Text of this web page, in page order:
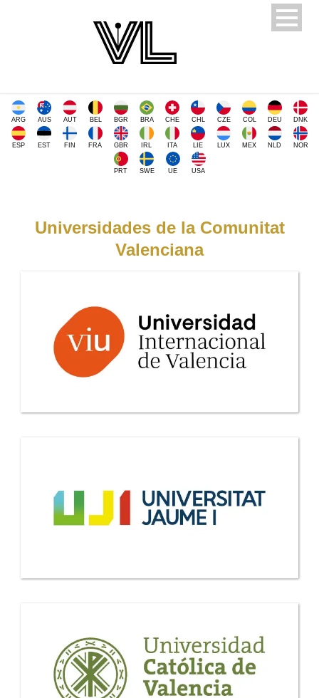
ARG AUS AUT BEL BGR BRA CHE CHL CZE COL DEU DNK
ESP EST FIN FRA GBR IRL ITA LIE LUX MEX NLD NOR
PRT SWE UE USA
Universidades de la Comunitat
Valenciana